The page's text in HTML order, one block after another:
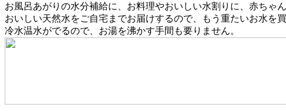
お風呂あがりの水分補給に、お料理やおいしい水割りに、赤ちゃ
おいしい天然水をご自宅までお届けするので、もう重たいお水を
冷水温水がでるので、お湯を沸かす手間も要りません。